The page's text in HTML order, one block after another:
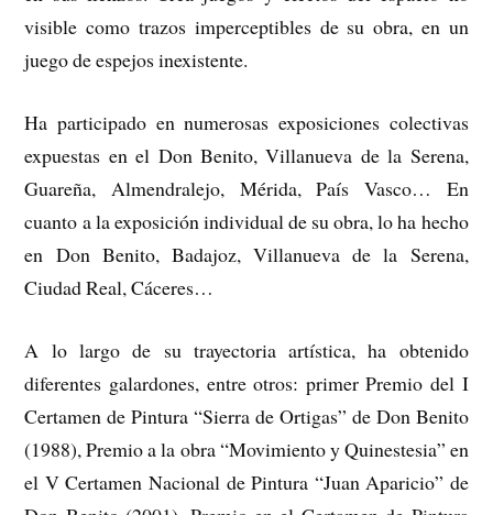
visible como trazos imperceptibles de su obra, en un
juego de espejos inexistente.
Ha participado en numerosas exposiciones colectivas
expuestas en el Don Benito, Villanueva de la Serena,
Guareña, Almendralejo, Mérida, País Vasco… En
cuanto a la exposición individual de su obra, lo ha hecho
en Don Benito, Badajoz, Villanueva de la Serena,
Ciudad Real, Cáceres…
A lo largo de su trayectoria artística, ha obtenido
diferentes galardones, entre otros: primer Premio del I
Certamen de Pintura “Sierra de Ortigas” de Don Benito
(1988), Premio a la obra “Movimiento y Quinestesia” en
el V Certamen Nacional de Pintura “Juan Aparicio” de